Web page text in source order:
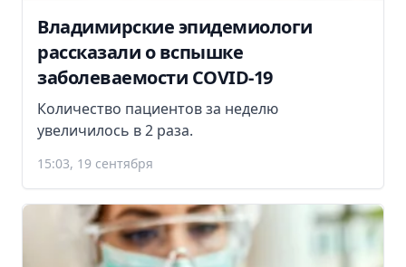
Владимирские эпидемиологи
рассказали о вспышке
заболеваемости COVID-19
Количество пациентов за неделю
увеличилось в 2 раза.
15:03, 19 сентября